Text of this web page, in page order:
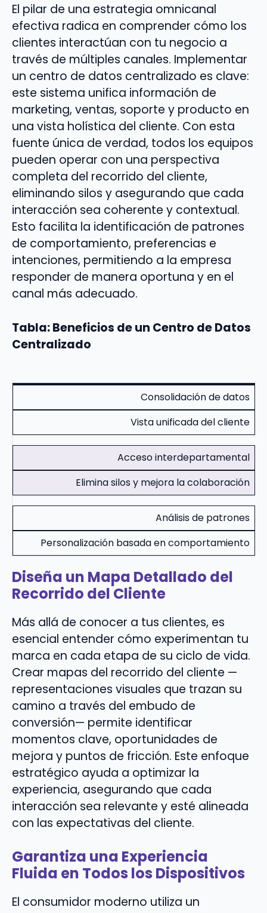
El pilar de una estrategia omnicanal
efectiva radica en comprender cómo los
clientes interactúan con tu negocio a
través de múltiples canales. Implementar
un centro de datos centralizado es clave:
este sistema unifica información de
marketing, ventas, soporte y producto en
una vista holística del cliente. Con esta
fuente única de verdad, todos los equipos
pueden operar con una perspectiva
completa del recorrido del cliente,
eliminando silos y asegurando que cada
interacción sea coherente y contextual.
Esto facilita la identificación de patrones
de comportamiento, preferencias e
intenciones, permitiendo a la empresa
responder de manera oportuna y en el
canal más adecuado.
Tabla: Beneficios de un Centro de Datos
Centralizado
Consolidación de datos
Vista unificada del cliente
Acceso interdepartamental
Elimina silos y mejora la colaboración
Análisis de patrones
Personalización basada en comportamiento
Diseña un Mapa Detallado del
Recorrido del Cliente
Más allá de conocer a tus clientes, es
esencial entender cómo experimentan tu
marca en cada etapa de su ciclo de vida.
Crear mapas del recorrido del cliente —
representaciones visuales que trazan su
camino a través del embudo de
conversión— permite identificar
momentos clave, oportunidades de
mejora y puntos de fricción. Este enfoque
estratégico ayuda a optimizar la
experiencia, asegurando que cada
interacción sea relevante y esté alineada
con las expectativas del cliente.
Garantiza una Experiencia
Fluida en Todos los Dispositivos
El consumidor moderno utiliza un